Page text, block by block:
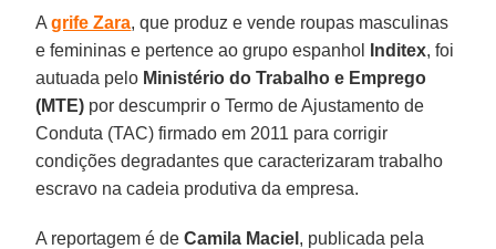
Agrife Zara, que produz e vende roupas masculinas
e femininas e pertence ao grupo espanhol
Inditex, foi
autuada pelo Ministério do Trabalho e Emprego
(MTE) por descumprir o Termo de Ajustamento de
Conduta (TAC) firmado em 2011 para corrigir
condições degradantes que caracterizaram trabalho
escravo na cadeia produtiva da empresa.
A reportagem é deCamila Maciel , publicada pela